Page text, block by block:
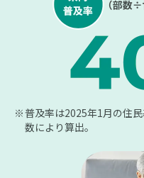
普及率は2025年1月の住
数により算出。